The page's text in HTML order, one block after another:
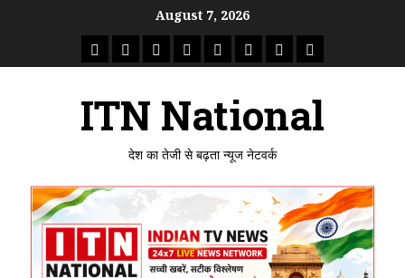
August 7, 2026
राष्ट्रीयताजा
उत्तर
मध्य
राजस्थान
पंजाब गुजरातमहाराष्ट्र
ITN National
देश का तेजी से बढ़ता न्यूज नेटवर्क